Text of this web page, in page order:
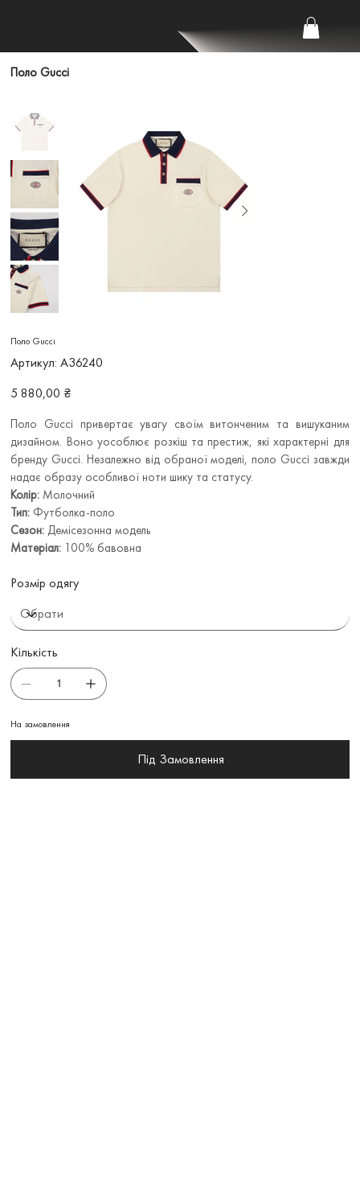
Поло Gucci
Поло Gucci
Артикул:
Артикул
A36240
A36240
Ціна
5 880,00 ₴
Поло Gucci привертає увагу своїм витонченим та вишуканим
дизайном. Воно уособлює розкіш та престиж, які характерні для
бренду Gucci. Незалежно від обраної моделі, поло Gucci завжди
надає образу особливої ноти шику та статусу.
Колір: Молочний
Тип: Футболка-поло
Сезон: Демісезонна модель
Матеріал: 100% бавовна
Розмір одягу
Кількість
На замовлення
Під Замовлення